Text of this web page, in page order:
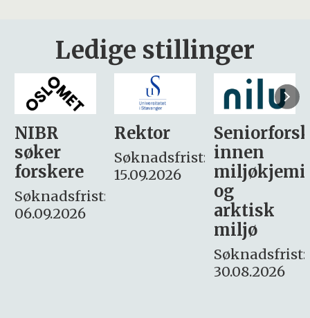
Ledige stillinger
Rektor
Søknadsfrist:
15.09.2026
Seniorforsker
innen
miljøkjemi
søker
– fast
Søknadsfrist:
16. august.